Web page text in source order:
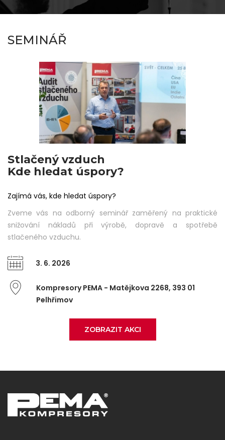
SEMINÁŘ
Stlačený vzduch
Kde hledat úspory?
Zajímá vás, kde hledat úspory?
Zveme vás na odborný seminář zaměřený na praktické
snižování nákladů při výrobě, dopravě a spotřebě
stlačeného vzduchu.
3. 6. 2026
Kompresory PEMA - Matějkova 2268, 393 01
Pelhřimov
ZOBRAZIT AKCI